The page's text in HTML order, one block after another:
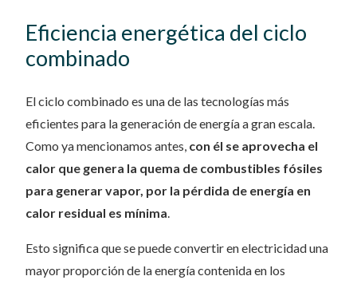
Eficiencia energética del ciclo
combinado
El ciclo combinado es una de las tecnologías más
eficientes para la generación de energía a gran escala.
Como ya mencionamos antes, con él se aprovecha el
calor que genera la quema de combustibles fósiles
para generar vapor, por la pérdida de energía en
calor residual es mínima.
Esto significa que se puede convertir en electricidad una
mayor proporción de la energía contenida en los